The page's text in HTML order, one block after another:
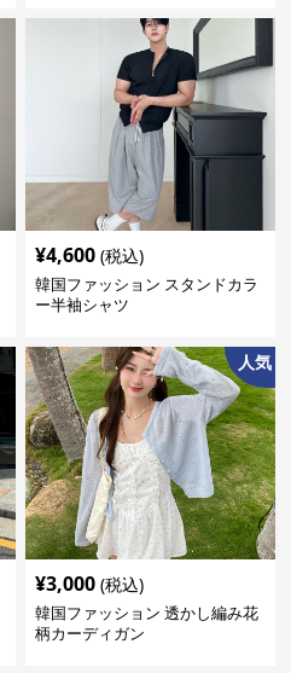
¥4,600 (税込)
韓国ファッション スタンドカラ
ー半袖シャツ
人気
¥3,000 (税込)
韓国ファッション 透かし編み花
柄カーディガン